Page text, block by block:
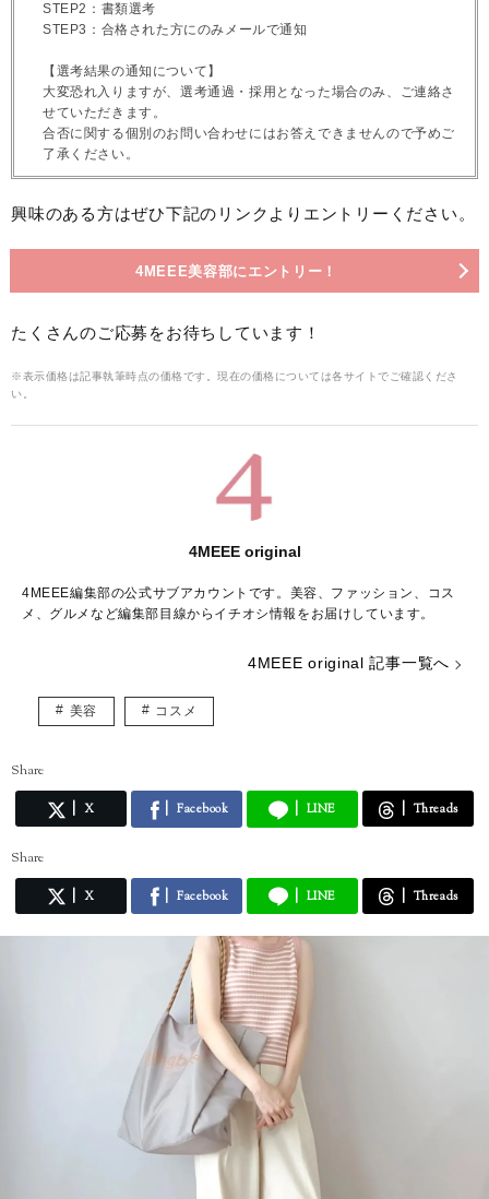
STEP2：書類選考
STEP3：合格された方にのみメールで通知
【選考結果の通知について】
大変恐れ入りますが、選考通過・採用となった場合のみ、ご連絡さ
せていただきます。
合否に関する個別のお問い合わせにはお答えできませんので予めご
了承ください。
興味のある方はぜひ下記のリンクよりエントリーください。
4MEEE美容部にエントリー！
たくさんのご応募をお待ちしています！
※表示価格は記事執筆時点の価格です。現在の価格については各サイトでご確認くださ
い。
4MEEE original
4MEEE編集部の公式サブアカウントです。美容、ファッション、コス
メ、グルメなど編集部目線からイチオシ情報をお届けしています。
4MEEE original 記事一覧へ
美容 コスメ
Share
X Facebook LINE Threads
Share
X Facebook LINE Threads